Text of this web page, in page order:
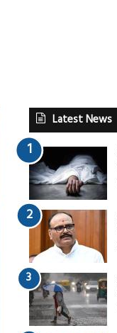
Latest News